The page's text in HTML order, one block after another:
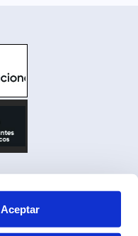
Aceptar